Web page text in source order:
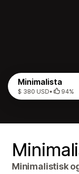
Minimalista
$ 380 USD• 94%
Minimalistisk